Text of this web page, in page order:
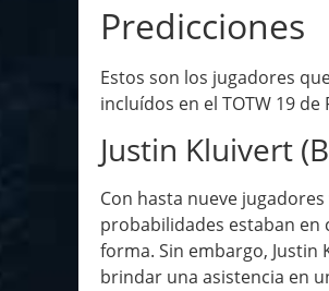
Predicciones
Estos son los jugadores
incluídos en el TOTW 19 de
Justin Kluivert
Con hasta nueve
probabilidades estaban
forma. Sin embargo,
brindar una asistencia en